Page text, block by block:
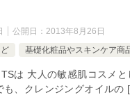
公開日： 2013年8月26日
基礎化粧品やスキンケア商
は 大人の敏感肌コスメと
も、クレンジングオイル